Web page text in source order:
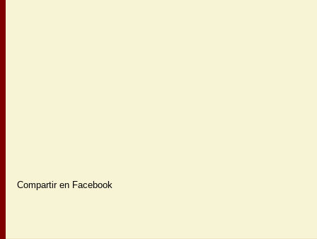
Compartir en Facebook